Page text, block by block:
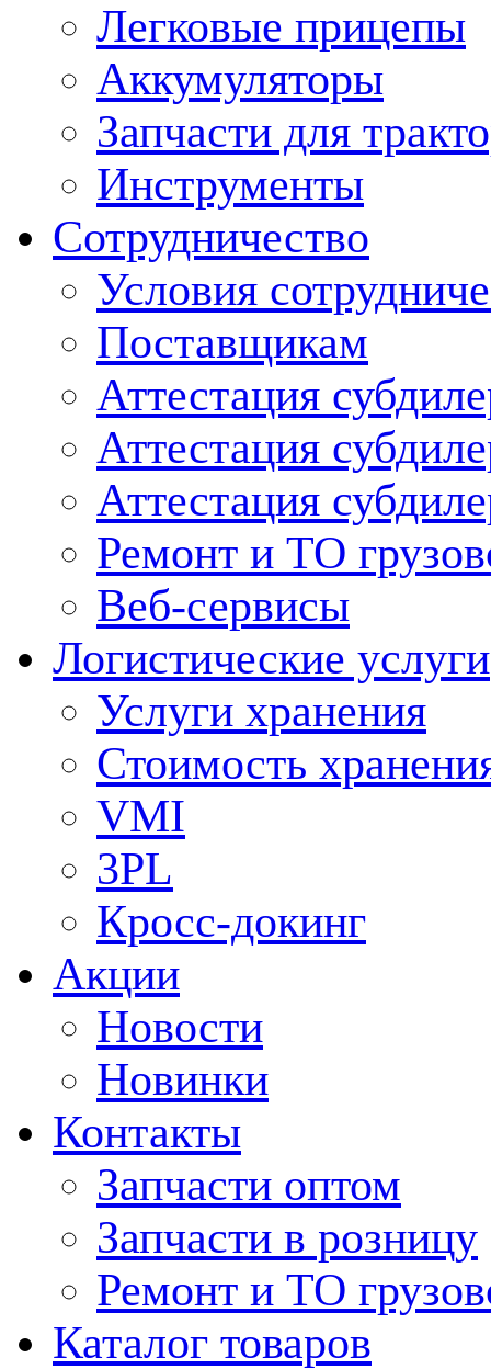
Легковые прицепы
Аккумуляторы
Запчасти для
Инструменты
Сотрудничество
Условия
Поставщикам
Аттестация
Аттестация
Аттестация
Ремонт и ТО
Веб-сервисы
Логистические услуги
Услуги хранения
Стоимость
VMI
3PL
Кросс-докинг
Акции
Новости
Новинки
Контакты
Запчасти оптом
Запчасти в розницу
Ремонт и ТО
Каталог товаров